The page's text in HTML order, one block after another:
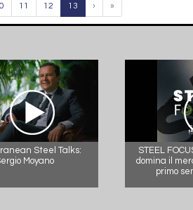
11 12 13 › »
Steel Talks:
Moyano
STEEL
domina il
primo